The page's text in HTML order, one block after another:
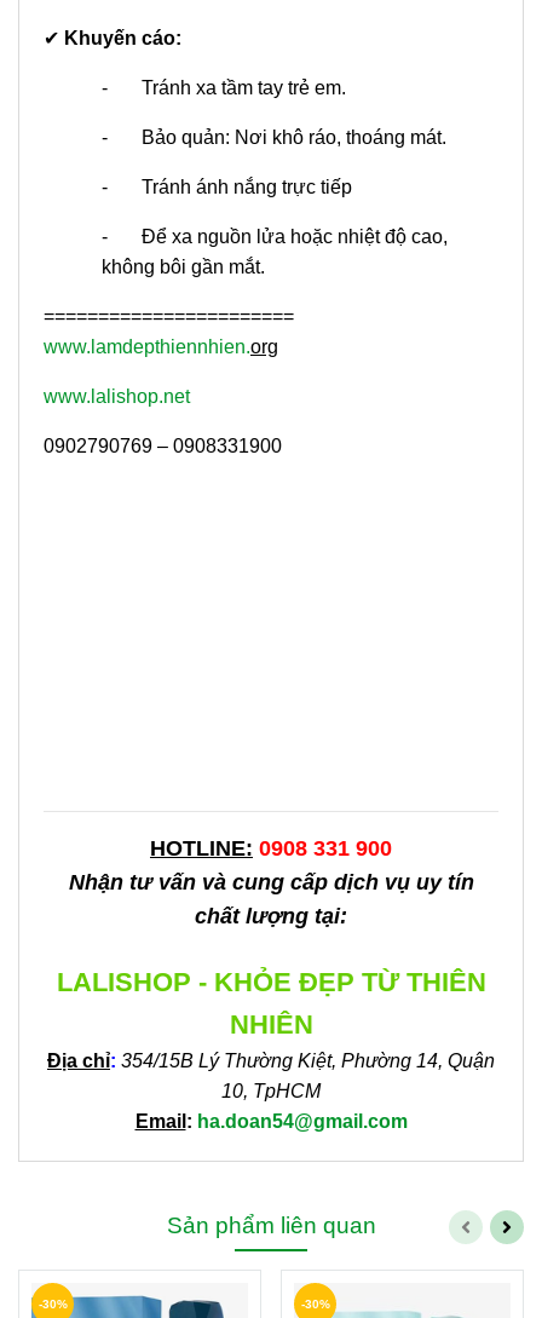
✔ Khuyến cáo:
- Tránh xa tầm tay trẻ em.
- Bảo quản: Nơi khô ráo, thoáng mát.
- Tránh ánh nắng trực tiếp
- Để xa nguồn lửa hoặc nhiệt độ cao,
không bôi gần mắt.
=======================
www.lamdepthiennhien.org
www.lalishop.net
0902790769 – 0908331900
HOTLINE: 0908 331 900
Nhận tư vấn và cung cấp dịch vụ uy tín
chất lượng tại:
LALISHOP - KHỎE ĐẸP TỪ THIÊN
NHIÊN
Địa chỉ: 354/15B Lý Thường Kiệt, Phường 14, Quận
10, TpHCM
Email : ha.doan54@gmail.com
Sản phẩm liên quan
-30% -30%